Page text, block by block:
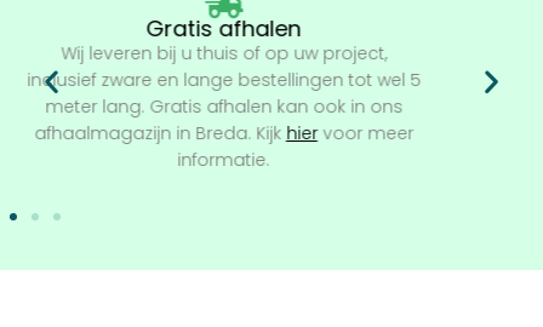
Retourbeleid
U kunt al onze producten binnen 14 dagen na
ontvangst retourneren. Bekijkhieronze
retourvoorwaarden.